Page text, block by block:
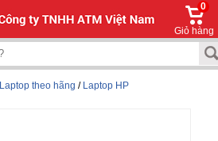
0
Giỏ hàng
Laptop theo hãng / Laptop HP